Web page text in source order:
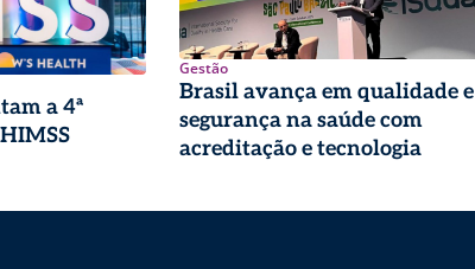
a 4ª
Gestão
Brasil avança em qualidade e
segurança na saúde com
acreditação e tecnologia